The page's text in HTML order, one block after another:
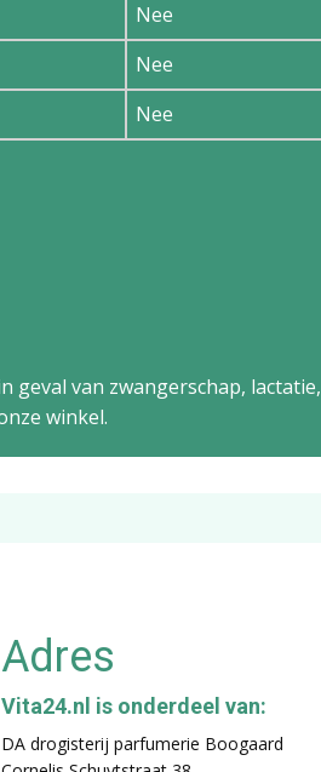
Nee
Nee
Nee
geval van zwangerschap, lactatie,
winkel.
Adres
Vita24.nl is onderdeel van:
DA drogisterij parfumerie Boogaard